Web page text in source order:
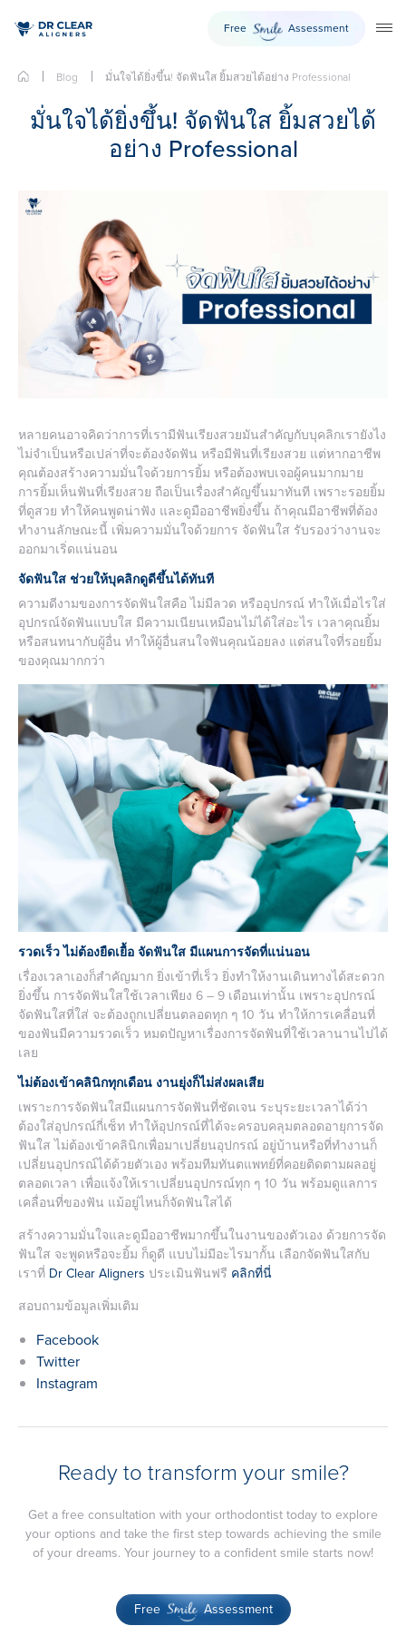
content
Free Smile Assessment
Blog มั่นใจได้ยิ่งขึ้น! จัดฟันใส ยิ้มสวยได้อย่าง Professional
มั่นใจได้ยิ่งขึ้น! จัดฟันใส ยิ้มสวยได้
อย่าง Professional
หลายคนอาจคิดว่าการที่เรามีฟันเรียงสวยมันสำคัญกับบุคลิกเรายังไง
ไม่จำเป็นหรือเปล่าที่จะต้องจัดฟัน หรือมีฟันที่เรียงสวย แต่หากอาชีพ
คุณต้องสร้างความมั่นใจด้วยการยิ้ม หรือต้องพบเจอผู้คนมากมาย
การยิ้มเห็นฟันที่เรียงสวย ถือเป็นเรื่องสำคัญขึ้นมาทันที เพราะรอยยิ้ม
ที่ดูสวย ทำให้คนพูดน่าฟัง และดูมืออาชีพยิ่งขึ้น ถ้าคุณมีอาชีพที่ต้อง
ทำงานลักษณะนี้ เพิ่มความมั่นใจด้วยการ จัดฟันใส รับรองว่างานจะ
ออกมาเริ่ดแน่นอน
จัดฟันใส ช่วยให้บุคลิกดูดีขึ้นได้ทันที
ความดีงามของการจัดฟันใสคือ ไม่มีลวด หรืออุปกรณ์ ทำให้เมื่อไรใส่
อุปกรณ์จัดฟันแบบใส มีความเนียนเหมือนไม่ได้ใส่อะไร เวลาคุณยิ้ม
หรือสนทนากับผู้อื่น ทำให้ผู้อื่นสนใจฟันคุณน้อยลง แต่สนใจที่รอยยิ้ม
ของคุณมากกว่า
รวดเร็ว ไม่ต้องยืดเยื้อ จัดฟันใส มีแผนการจัดที่แน่นอน
เรื่องเวลาเองก็สำคัญมาก ยิ่งเข้าที่เร็ว ยิ่งทำให้งานเดินทางได้สะดวก
ยิ่งขึ้น การจัดฟันใสใช้เวลาเพียง 6 – 9 เดือนเท่านั้น เพราะอุปกรณ์
จัดฟันใสที่ใส่ จะต้องถูกเปลี่ยนตลอดทุก ๆ 10 วัน ทำให้การเคลื่อนที่
ของฟันมีความรวดเร็ว หมดปัญหาเรื่องการจัดฟันที่ใช้เวลานานไปได้
เลย
ไม่ต้องเข้าคลินิกทุกเดือน งานยุ่งก็ไม่ส่งผลเสีย
เพราะการจัดฟันใสมีแผนการจัดฟันที่ชัดเจน ระบุระยะเวลาได้ว่า
ต้องใส่อุปกรณ์กี่เซ็ท ทำให้อุปกรณ์ที่ได้จะครอบคลุมตลอดอายุการจัด
ฟันใส ไม่ต้องเข้าคลินิกเพื่อมาเปลี่ยนอุปกรณ์ อยู่บ้านหรือที่ทำงานก็
เปลี่ยนอุปกรณ์ได้ด้วยตัวเอง พร้อมทีมทันตแพทย์ที่คอยติดตามผลอยู่
ตลอดเวลา เพื่อแจ้งให้เราเปลี่ยนอุปกรณ์ทุก ๆ 10 วัน พร้อมดูแลการ
เคลื่อนที่ของฟัน แม้อยู่ไหนก็จัดฟันใสได้
สร้างความมั่นใจและดูมืออาชีพมากขึ้นในงานของตัวเอง ด้วยการจัด
ฟันใส จะพูดหรือจะยิ้ม ก็ดูดี แบบไม่มีอะไรมากั้น เลือกจัดฟันใสกับ
เราที่ Dr Clear Aligners ประเมินฟันฟรี คลิกที่นี่
สอบถามข้อมูลเพิ่มเติม
Facebook
Twitter
Instagram
Ready to transform your smile?
Get a free consultation with your orthodontist today to explore
your options and take the first step towards achieving the smile
of your dreams. Your journey to a confident smile starts now!
Free SmileAssessment